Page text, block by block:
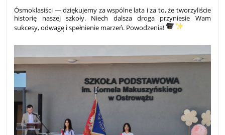
Ósmoklasiści — dziękujemy za wspólne lata i za to, że tworzyliście
historię naszej szkoły. Niech dalsza droga przyniesie Wam
sukcesy, odwagę i spełnienie marzeń. Powodzenia!